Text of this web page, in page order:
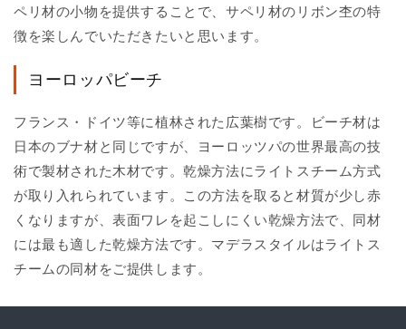
ペリ材の小物を提供することで、サペリ材のリボン杢の特
徴を楽しんでいただきたいと思います。
ヨーロッパビーチ
フランス・ドイツ等に植林された広葉樹です。ビーチ材は
日本のブナ材と同じですが、ヨーロッツパの世界最高の技
術で製材された木材です。乾燥方法にライトスチーム方式
が取り入れられています。この方法を取ると材質が少し赤
くなりますが、表面ワレを起こしにくい乾燥方法で、同材
には最も適した乾燥方法です。マデラスタイルはライトス
チームの同材をご提供します。